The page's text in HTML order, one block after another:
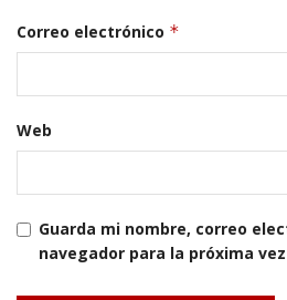
Correo electrónico *
Web
Guarda mi nombre, correo
navegador para la próxima